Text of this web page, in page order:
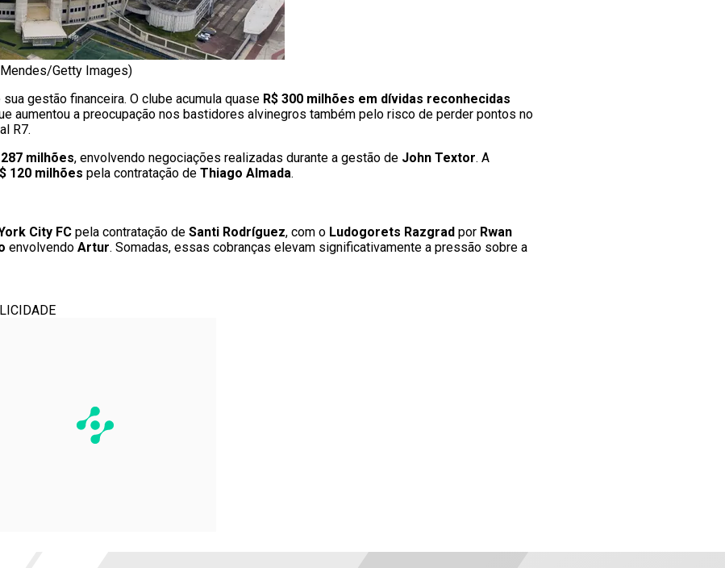
Getty Images)
gestão financeira. O clube acumula quase R$ 300 milhões em dívidas reconhecidas
aumentou a preocupação nos bastidores alvinegros também pelo risco de perder pontos no
R7.
287 milhões, envolvendo negociações realizadas durante a gestão de John Textor. A
120 milhões pela contratação de Thiago Almada.
City FC pela contratação de Santi Rodríguez, com o Ludogorets Razgrad por Rwan
envolvendo Artur. Somadas, essas cobranças elevam significativamente a pressão sobre a